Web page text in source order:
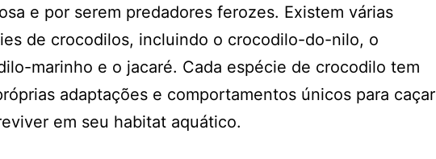
e por serem predadores ferozes. Existem várias
de crocodilos, incluindo o crocodilo-do-nilo, o
marinho e o jacaré. Cada espécie de crocodilo tem
adaptações e comportamentos únicos para caçar
em seu habitat aquático.